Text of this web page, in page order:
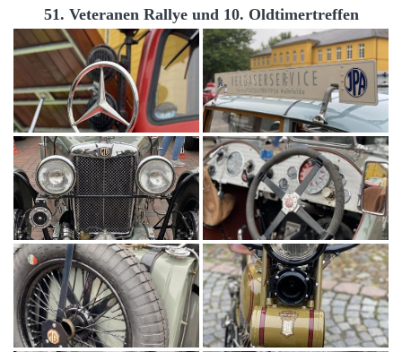
51. Veteranen Rallye und 10. Oldtimertreffen